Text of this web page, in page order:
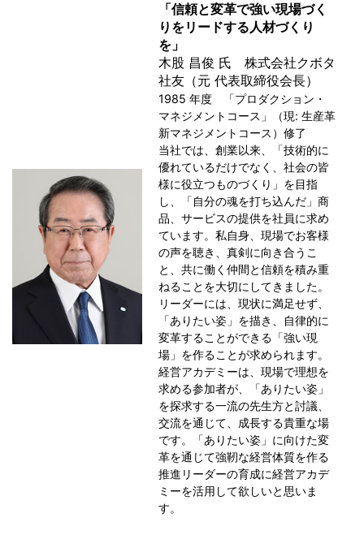
「信頼と変革で強い現場づく
りをリードする人材づくり
を」
木股 昌俊 氏 株式会社クボタ
社友（元 代表取締役会長）
1985 年度 「プロダクション・
マネジメントコース」（現: 生産革
新マネジメントコース）修了
当社では、創業以来、「技術的に
優れているだけでなく、社会の皆
様に役立つものづくり」を目指
し、「自分の魂を打ち込んだ」商
品、サービスの提供を社員に求め
ています。私自身、現場でお客様
の声を聴き、真剣に向き合うこ
と、共に働く仲間と信頼を積み重
ねることを大切にしてきました。
リーダーには、現状に満足せず、
「ありたい姿」を描き、自律的に
変革することができる「強い現
場」を作ることが求められます。
経営アカデミーは、現場で理想を
求める参加者が、「ありたい姿」
を探求する一流の先生方と討議、
交流を通じて、成長する貴重な場
です。「ありたい姿」に向けた変
革を通じて強靭な経営体質を作る
推進リーダーの育成に経営アカデ
ミーを活用して欲しいと思いま
す。